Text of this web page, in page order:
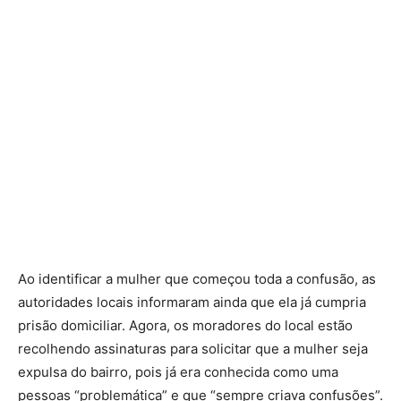
Ao identificar a mulher que começou toda a confusão, as
autoridades locais informaram ainda que ela já cumpria
prisão domiciliar. Agora, os moradores do local estão
recolhendo assinaturas para solicitar que a mulher seja
expulsa do bairro, pois já era conhecida como uma
pessoas “problemática” e que “sempre criava confusões”.